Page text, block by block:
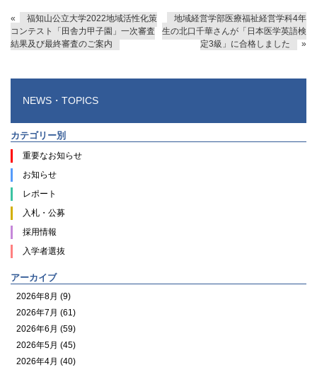
«
福知山公立大学2022地域活性化策
コンテスト「田舎力甲子園」一次審査
結果及び最終審査のご案内
地域経営学部医療福祉経営学科4年
生の北口千華さんが「日本医学英語検
定3級」に合格しました
»
NEWS・TOPICS
カテゴリー別
重要なお知らせ
お知らせ
レポート
入札・公募
採用情報
入学者選抜
アーカイブ
2026年8月 (9)
2026年7月 (61)
2026年6月 (59)
2026年5月 (45)
2026年4月 (40)